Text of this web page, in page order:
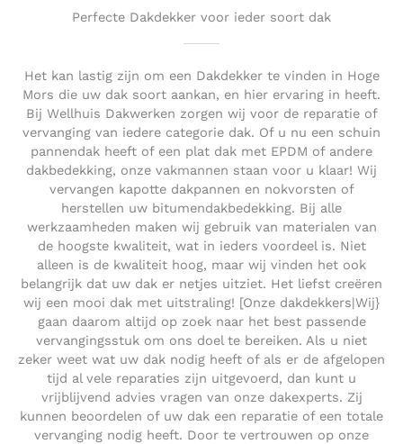
Perfecte Dakdekker voor ieder soort dak
Het kan lastig zijn om een Dakdekker te vinden in Hoge
Mors die uw dak soort aankan, en hier ervaring in heeft.
Bij Wellhuis Dakwerken zorgen wij voor de reparatie of
vervanging van iedere categorie dak. Of u nu een schuin
pannendak heeft of een plat dak met EPDM of andere
dakbedekking, onze vakmannen staan voor u klaar! Wij
vervangen kapotte dakpannen en nokvorsten of
herstellen uw bitumendakbedekking. Bij alle
werkzaamheden maken wij gebruik van materialen van
de hoogste kwaliteit, wat in ieders voordeel is. Niet
alleen is de kwaliteit hoog, maar wij vinden het ook
belangrijk dat uw dak er netjes uitziet. Het liefst creëren
wij een mooi dak met uitstraling! [Onze dakdekkers|Wij}
gaan daarom altijd op zoek naar het best passende
vervangingsstuk om ons doel te bereiken. Als u niet
zeker weet wat uw dak nodig heeft of als er de afgelopen
tijd al vele reparaties zijn uitgevoerd, dan kunt u
vrijblijvend advies vragen van onze dakexperts. Zij
kunnen beoordelen of uw dak een reparatie of een totale
vervanging nodig heeft. Door te vertrouwen op onze